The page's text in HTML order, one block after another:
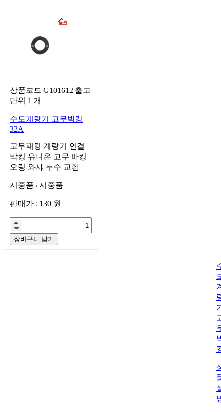
상품코드 G101612 출고
단위 1 개
수도계량기 고무박킹
32A
고무패킹 계량기 연결
박킹 유니온 고무 바킹
오링 와샤 누수 교환
시중품 / 시중품
판매가 : 130 원
장바구니 담기